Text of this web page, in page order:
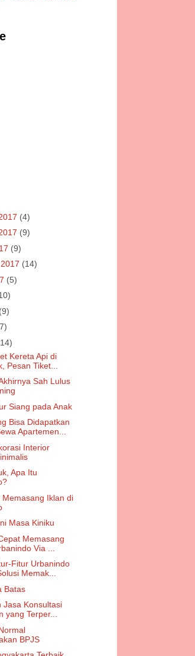
(4)
(9)
(9)
(14)
(5)
(9)
Kereta Api di
Pesan Tiket...
Sah Lulus
Siang pada Anak
Bisa Didapatkan
Apartemen...
Interior
Apa Itu
Memasang Iklan di
Masa Kiniku
Memasang
Via ...
Fitur Urbanindo
Memak...
Batas
Jasa Konsultasi
yang Terper...
BPJS